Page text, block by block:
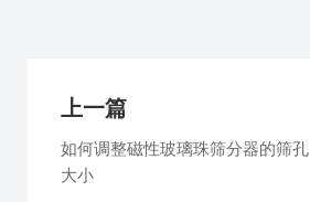
上一篇
如何调整磁性玻璃珠筛分器的筛孔
大小